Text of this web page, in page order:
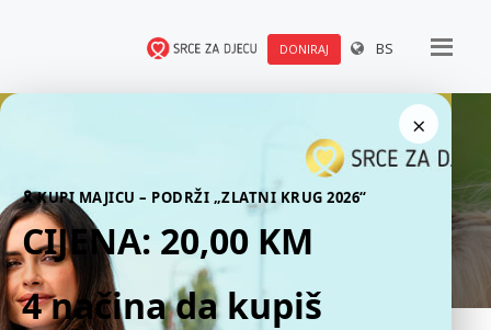
DONIRAJ BS
×
🎗 KUPI MAJICU – PODRŽI „ZLATNI KRUG 2026“
CIJENA: 20,00 KM
4 načina da kupiš
Publikacije